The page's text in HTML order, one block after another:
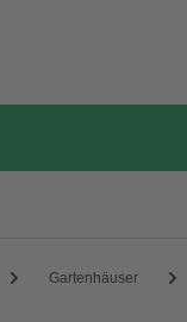
Gartenhäuser